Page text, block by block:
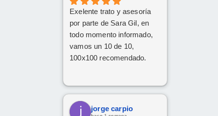
Exelente trato y asesoría
por parte de Sara Gil, en
todo momento informado,
vamos un 10 de 10,
100x100 recomendado.
jorge carpio